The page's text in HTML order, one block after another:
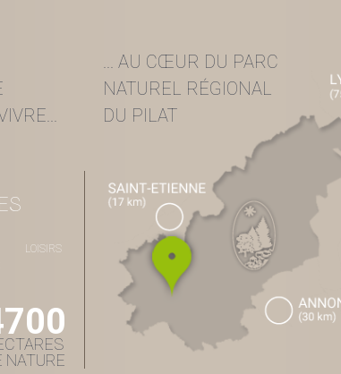
LOISIRS
NATURE
... AU CŒUR DU PARC
NATUREL RÉGIONAL
DU PILAT